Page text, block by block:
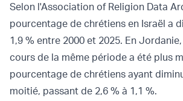
Selon l'Association of Religion Data
pourcentage de chrétiens en Israël a
1,9 % entre 2000 et 2025. En
cours de la même période a été plus
pourcentage de chrétiens ayant
moitié, passant de 2,6 % à 1,1 %.